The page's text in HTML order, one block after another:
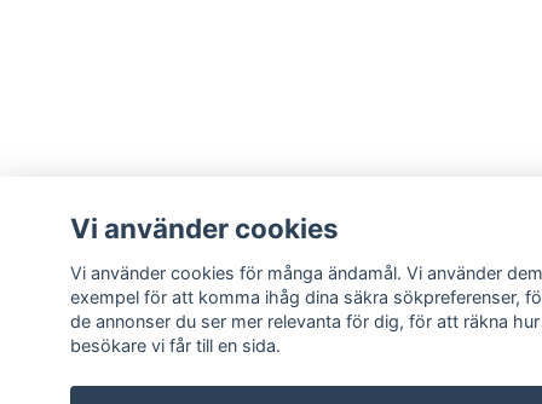
Vi använder cookies
Vi använder cookies för många ändamål. Vi använder
exempel för att komma ihåg dina säkra sökpreferenser,
de annonser du ser mer relevanta för dig, för att räkna
besökare vi får till en sida.